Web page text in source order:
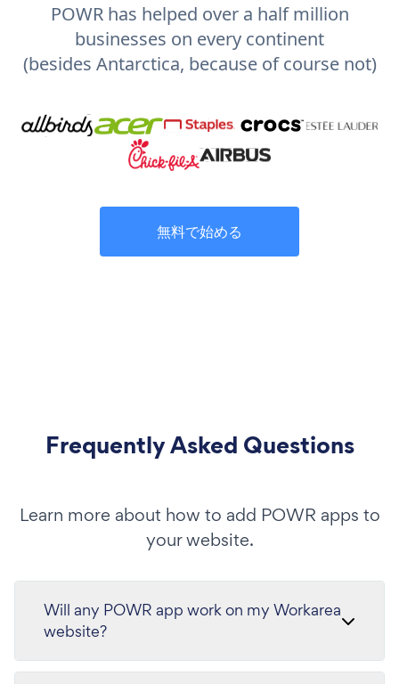
POWR has helped over a half million
businesses on every continent
(besides Antarctica, because of course not)
無料で始める
Frequently Asked Questions
Learn more about how to add POWR apps to
your website.
Will any POWR app work on my Workarea
website?